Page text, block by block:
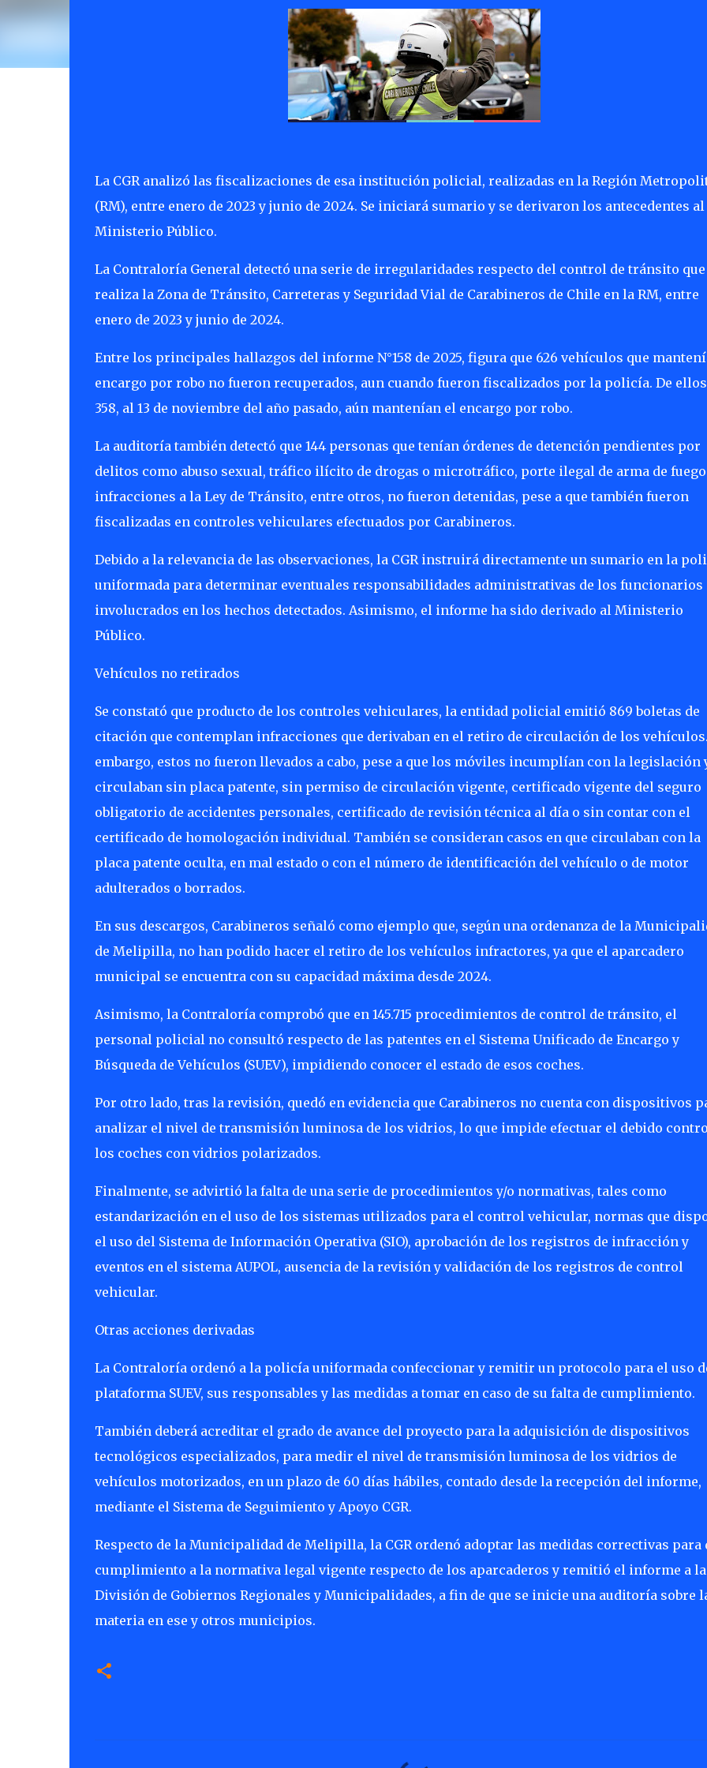
La CGR analizó las fiscalizaciones de esa institución policial, realizadas en la Región
(RM), entre enero de 2023 y junio de 2024. Se iniciará sumario y se derivaron los antecedentes al
Ministerio Público.
La Contraloría General detectó una serie de irregularidades respecto del control de tránsito que
realiza la Zona de Tránsito, Carreteras y Seguridad Vial de Carabineros de Chile en la RM, entre
enero de 2023 y junio de 2024.
Entre los principales hallazgos del informe N°158 de 2025, figura que 626 vehículos que
encargo por robo no fueron recuperados, aun cuando fueron fiscalizados por la policía. De
358, al 13 de noviembre del año pasado, aún mantenían el encargo por robo.
La auditoría también detectó que 144 personas que tenían órdenes de detención pendientes por
delitos como abuso sexual, tráfico ilícito de drogas o microtráfico, porte ilegal de arma de fuego
infracciones a la Ley de Tránsito, entre otros, no fueron detenidas, pese a que también fueron
fiscalizadas en controles vehiculares efectuados por Carabineros.
Debido a la relevancia de las observaciones, la CGR instruirá directamente un sumario en la
uniformada para determinar eventuales responsabilidades administrativas de los funcionarios
involucrados en los hechos detectados. Asimismo, el informe ha sido derivado al Ministerio
Público.
Vehículos no retirados
Se constató que producto de los controles vehiculares, la entidad policial emitió 869 boletas de
citación que contemplan infracciones que derivaban en el retiro de circulación de los
embargo, estos no fueron llevados a cabo, pese a que los móviles incumplían con la legislación
circulaban sin placa patente, sin permiso de circulación vigente, certificado vigente del seguro
obligatorio de accidentes personales, certificado de revisión técnica al día o sin contar con el
certificado de homologación individual. También se consideran casos en que circulaban con la
placa patente oculta, en mal estado o con el número de identificación del vehículo o de motor
adulterados o borrados.
En sus descargos, Carabineros señaló como ejemplo que, según una ordenanza de la
de Melipilla, no han podido hacer el retiro de los vehículos infractores, ya que el aparcadero
municipal se encuentra con su capacidad máxima desde 2024.
Asimismo, la Contraloría comprobó que en 145.715 procedimientos de control de tránsito, el
personal policial no consultó respecto de las patentes en el Sistema Unificado de Encargo y
Búsqueda de Vehículos (SUEV), impidiendo conocer el estado de esos coches.
Por otro lado, tras la revisión, quedó en evidencia que Carabineros no cuenta con dispositivos
analizar el nivel de transmisión luminosa de los vidrios, lo que impide efectuar el debido
los coches con vidrios polarizados.
Finalmente, se advirtió la falta de una serie de procedimientos y/o normativas, tales como
estandarización en el uso de los sistemas utilizados para el control vehicular, normas que
el uso del Sistema de Información Operativa (SIO), aprobación de los registros de infracción y
eventos en el sistema AUPOL, ausencia de la revisión y validación de los registros de control
vehicular.
Otras acciones derivadas
La Contraloría ordenó a la policía uniformada confeccionar y remitir un protocolo para el uso
plataforma SUEV, sus responsables y las medidas a tomar en caso de su falta de cumplimiento.
También deberá acreditar el grado de avance del proyecto para la adquisición de dispositivos
tecnológicos especializados, para medir el nivel de transmisión luminosa de los vidrios de
vehículos motorizados, en un plazo de 60 días hábiles, contado desde la recepción del informe,
mediante el Sistema de Seguimiento y Apoyo CGR.
Respecto de la Municipalidad de Melipilla, la CGR ordenó adoptar las medidas correctivas para
cumplimiento a la normativa legal vigente respecto de los aparcaderos y remitió el informe a la
División de Gobiernos Regionales y Municipalidades, a fin de que se inicie una auditoría sobre
materia en ese y otros municipios.